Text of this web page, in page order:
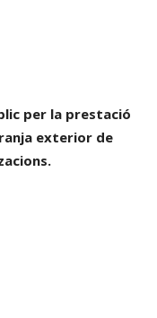
per la prestació
exterior de